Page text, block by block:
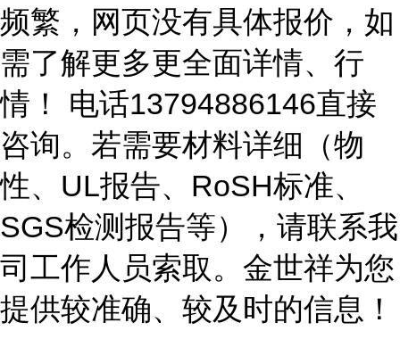
频繁，网页没有具体报价，如
需了解更多更全面详情、行
情！ 电话13794886146直接
咨询。若需要材料详细（物
性、UL报告、RoSH标准、
SGS检测报告等），请联系我
司工作人员索取。金世祥为您
提供较准确、较及时的信息！